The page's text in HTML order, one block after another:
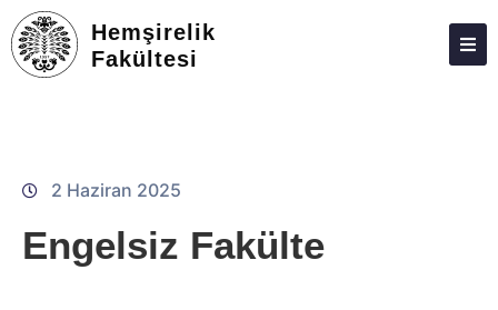
Hemşirelik
Fakültesi
GIZLILIK POLITIKASI
WEB KILAVUZU
2 Haziran 2025
Engelsiz Fakülte